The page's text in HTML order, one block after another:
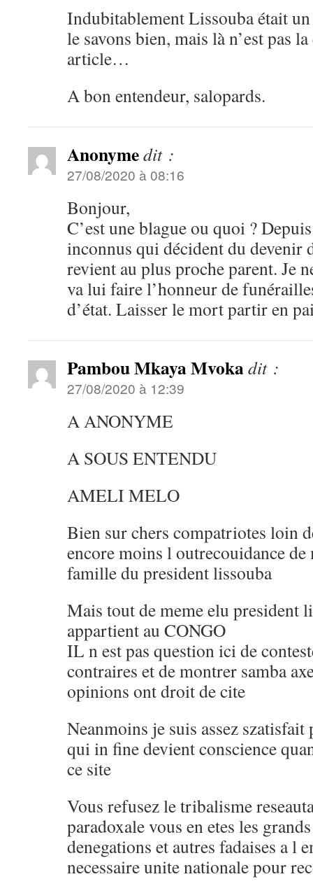
Indubitablement Lissouba était
le savons bien, mais là n’est pas
article…
A bon entendeur, salopards.
Anonymedit :
27/08/2020 à 08:16
Bonjour,
C’est une blague ou quoi ?
inconnus qui décident du devenir
revient au plus proche parent. Je
va lui faire l’honneur de
d’état. Laisser le mort partir en
Pambou Mkaya Mvokadit :
27/08/2020 à 12:39
A ANONYME
A SOUS ENTENDU
AMELI MELO
Bien sur chers compatriotes loin
encore moins l outrecouidance de
famille du president lissouba
Mais tout de meme elu president
appartient au CONGO
IL n est pas question ici de
contraires et de montrer samba
opinions ont droit de cite
Neanmoins je suis assez
qui in fine devient conscience
ce site
Vous refusez le tribalisme
paradoxale vous en etes les
denegations et autres fadaises a l
necessaire unite nationale pour